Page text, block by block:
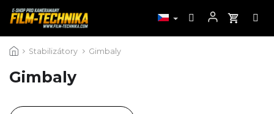
na
Stabilizátory Gimbaly
Gimbaly